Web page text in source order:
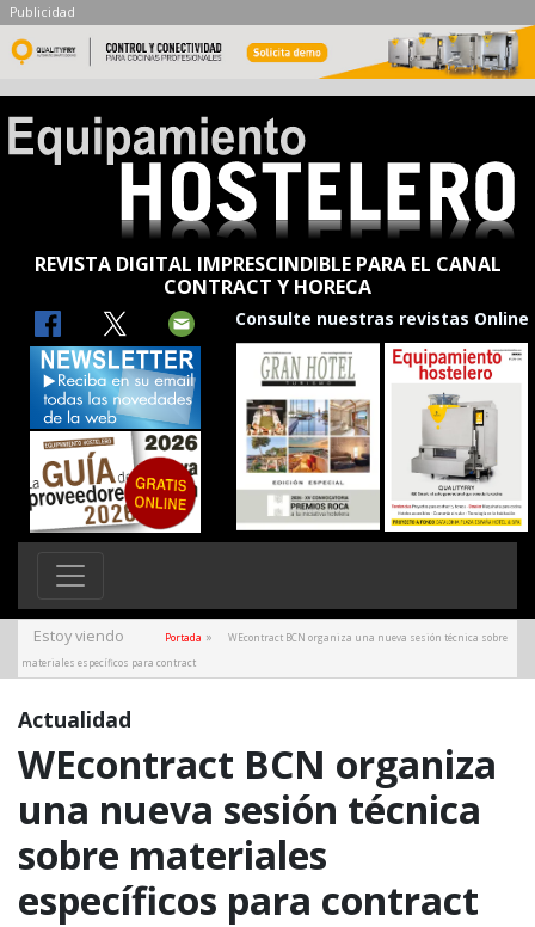
Publicidad
REVISTA DIGITAL IMPRESCINDIBLE PARA EL CANAL
CONTRACT Y HORECA
Consulte nuestras revistas Online
Estoy viendo Portada »
WEcontract BCN organiza una nueva sesión técnica sobre
materiales específicos para contract
Actualidad
WEcontract BCN organiza
una nueva sesión técnica
sobre materiales
específicos para contract